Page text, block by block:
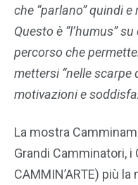
che “parlano” quindi
Questo è “l’humus”
percorso che
mettersi “nelle scarpe
motivazioni e
La mostra
Grandi Camminatori,
CAMMIN’ARTE) più